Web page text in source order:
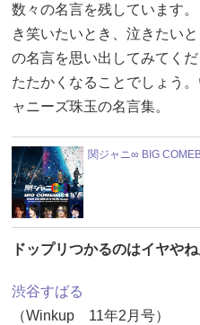
数々の名言を残しています
き笑いたいとき、泣きたい
の名言を思い出してみてく
たたかくなることでしょう
ャニーズ珠玉の名言集。
関ジャニ∞ BIG
ドップリつかるのはイヤや
渋谷すばる
（Winkup 11年2月号）